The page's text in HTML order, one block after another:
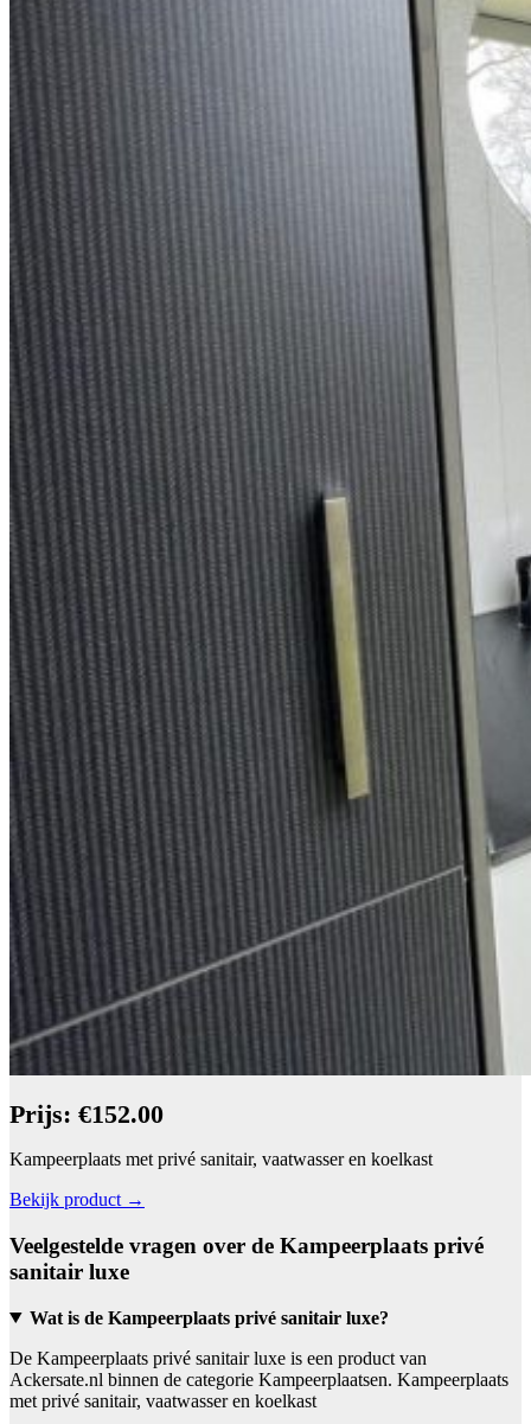
Prijs: €152.00
Kampeerplaats met privé sanitair, vaatwasser en koelkast
Bekijk product →
Veelgestelde vragen over de Kampeerplaats privé
sanitair luxe
Wat is de Kampeerplaats privé sanitair luxe?
De Kampeerplaats privé sanitair luxe is een product van
Ackersate.nl binnen de categorie Kampeerplaatsen. Kampeerplaats
met privé sanitair, vaatwasser en koelkast